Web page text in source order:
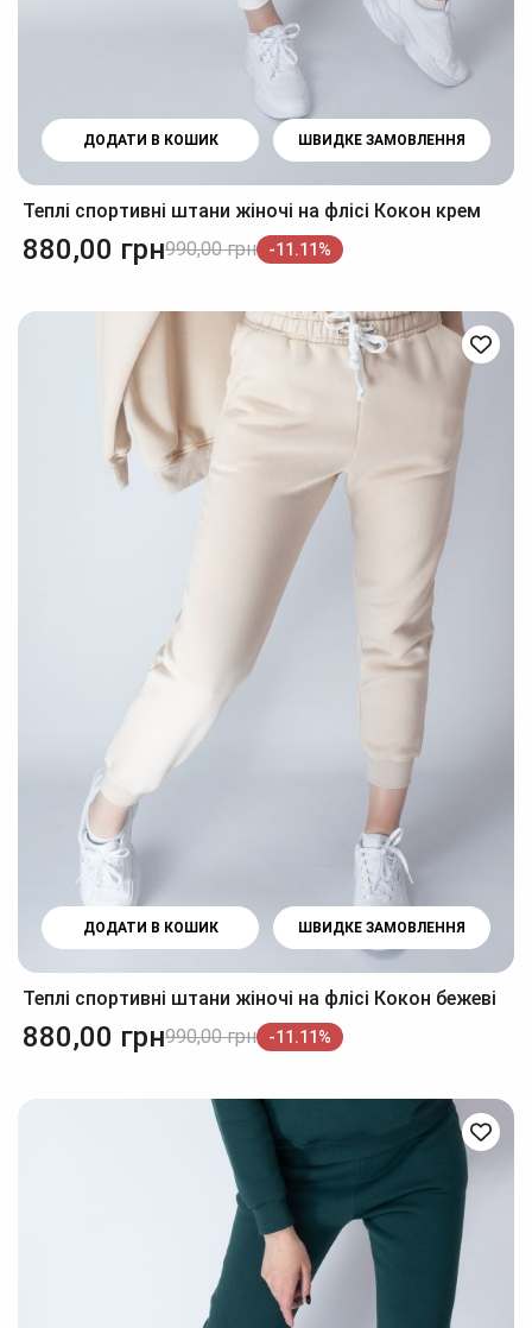
ДОДАТИ В КОШИК ШВИДКЕ ЗАМОВЛЕННЯ
Теплі спортивні штани жіночі на флісі Кокон крем
880,00 грн990,00 грн -11.11%
ДОДАТИ В КОШИК ШВИДКЕ ЗАМОВЛЕННЯ
Теплі спортивні штани жіночі на флісі Кокон бежеві
880,00 грн990,00 грн -11.11%